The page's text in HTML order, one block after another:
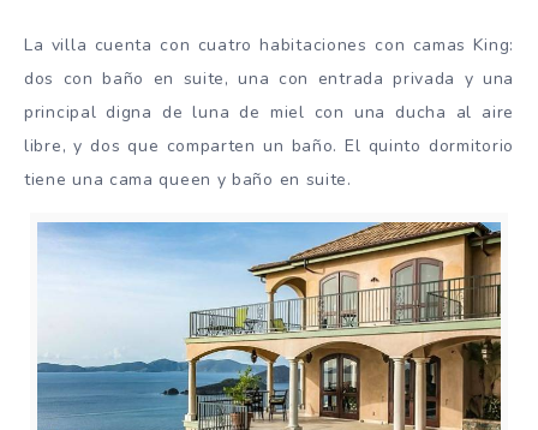
La villa cuenta con cuatro habitaciones con camas King:
dos con baño en suite, una con entrada privada y una
principal digna de luna de miel con una ducha al aire
libre, y dos que comparten un baño. El quinto dormitorio
tiene una cama queen y baño en suite.